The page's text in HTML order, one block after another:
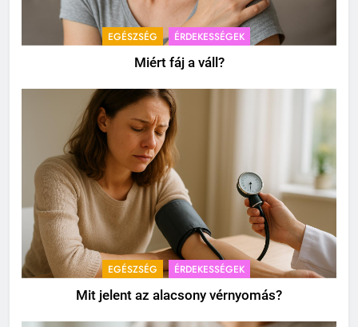
EGÉSZSÉG ÉRDEKESSÉGEK
Miért fáj a váll?
EGÉSZSÉG ÉRDEKESSÉGEK
Mit jelent az alacsony vérnyomás?